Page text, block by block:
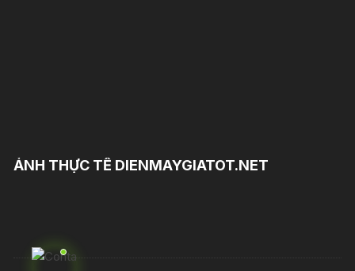
ẢNH THỰC TẾ DIENMAYGIATOT.NET